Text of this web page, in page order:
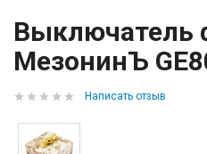
Выключатель
МезонинЪ
Написать отзыв